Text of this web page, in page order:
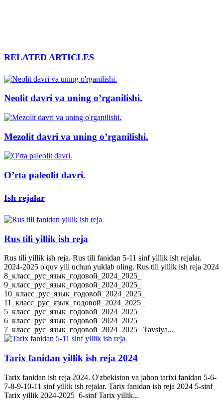
RELATED ARTICLES
Neolit davri va uning o’rganilishi.
Mezolit davri va uning o’rganilishi.
O’rta paleolit davri.
Ish rejalar
Rus tili yillik ish reja
Rus tili yillik ish reja. Rus tili fanidan 5-11 sinf yillik ish rejalar.
2024-2025 o'quv yili uchun yuklab oling. Rus tili yillik ish reja 2024
8_класс_рус_язык_годовой_2024_2025_
9_класс_рус_язык_годовой_2024_2025_
10_класс_рус_язык_годовой_2024_2025_
11_класс_рус_язык_годовой_2024_2025_
5_класс_рус_язык_годовой_2024_2025_
6_класс_рус_язык_годовой_2024_2025_
7_класс_рус_язык_годовой_2024_2025_ Tavsiya...
Tarix fanidan yillik ish reja 2024
Tarix fanidan ish reja 2024. O'zbekiston va jahon tarixi fanidan 5-6-
7-8-9-10-11 sinf yillik ish rejalar. Tarix fanidan ish reja 2024 5-sinf
Tarix yillik 2024-2025 6-sinf Tarix yillik...